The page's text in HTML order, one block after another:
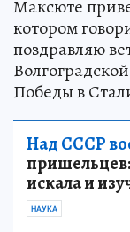
Максюте
котором
поздравляю
Победы в
Над СССР
пришельцев:
искала и
НАУКА